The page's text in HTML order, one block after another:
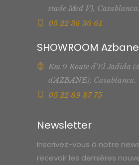
stade Med V), Casablanca.
05 22 36 36 61
SHOWROOM Azbane
Km 9 Route d’El Jadida
d’AZBANE), Casablanca.
05 22 89 87 75
Newsletter
Inscrivez-vous à notre
recevoir les dernières